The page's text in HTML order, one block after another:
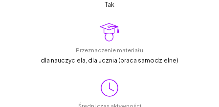
Tak
Przeznaczenie materiału
dla nauczyciela, dla ucznia (praca samodzielne)